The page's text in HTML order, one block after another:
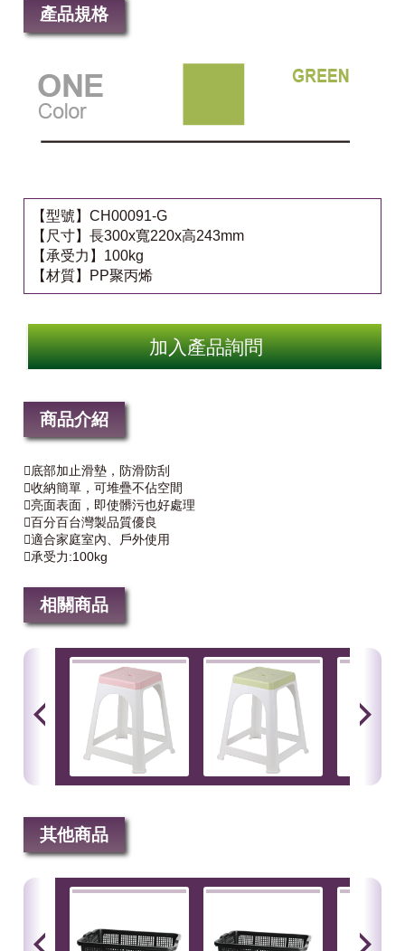
產品規格
【型號】CH00091-G
【尺寸】長300x寬220x高243mm
【承受力】100kg
【材質】PP聚丙烯
加入產品詢問
商品介紹
底部加止滑墊，防滑防刮
收納簡單，可堆疊不佔空間
亮面表面，即使髒污也好處理
百分百台灣製品質優良
適合家庭室內、戶外使用
承受力:100kg
相關商品
其他商品